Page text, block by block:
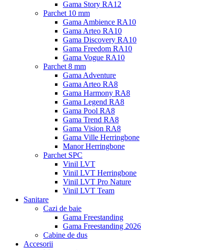
Gama Story RA12
Parchet 10 mm
Gama Ambience RA10
Gama Arteo RA10
Gama Discovery RA10
Gama Freedom RA10
Gama Vogue RA10
Parchet 8 mm
Gama Adventure
Gama Arteo RA8
Gama Harmony RA8
Gama Legend RA8
Gama Pool RA8
Gama Trend RA8
Gama Vision RA8
Gama Ville Herringbone
Manor Herringbone
Parchet SPC
Vinil LVT
Vinil LVT Herringbone
Vinil LVT Pro Nature
Vinil LVT Team
Sanitare
Cazi de baie
Gama Freestanding
Gama Freestanding 2026
Cabine de dus
Accesorii